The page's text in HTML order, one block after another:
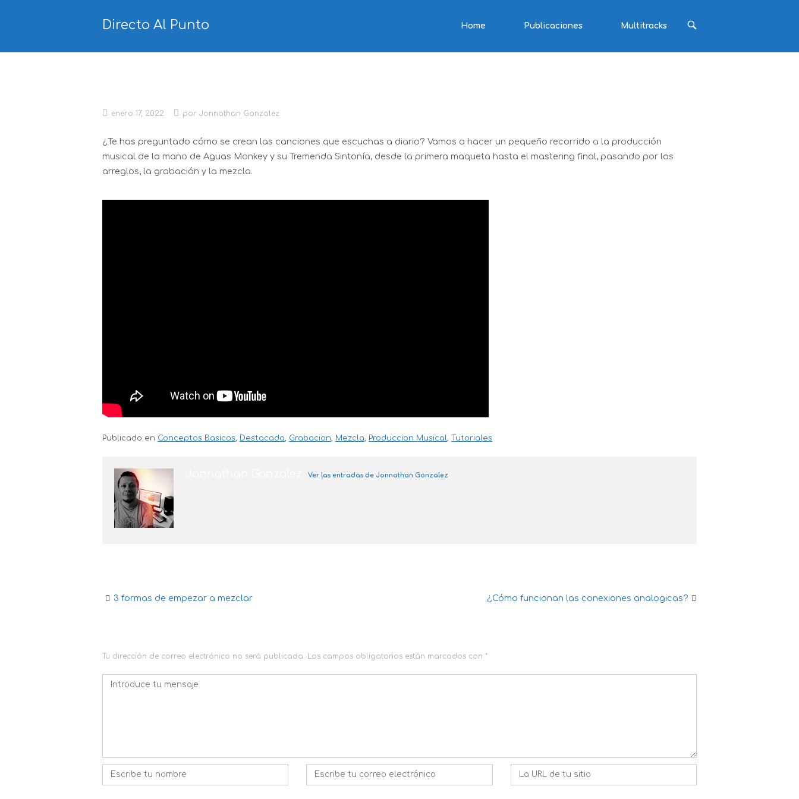
Directo Al Punto Home Publicaciones Multitracks
ABRIR
BARRA
enero 17, 2022 por Jonnathan Gonzalez
¿Te has preguntado cómo se crean las canciones que escuchas a diario? Vamos a hacer un pequeño recorrido a la producción
musical de la mano de Aguas Monkey y su Tremenda Sintonía, desde la primera maqueta hasta el mastering final, pasando por los
arreglos, la grabación y la mezcla.
Publicado en Conceptos Basicos, Destacada, Grabacion, Mezcla, Produccion Musical, Tutoriales
Ver las entradas de Jonnathan Gonzalez
Navegación
la
entrada
3 formas de empezar a mezclar ¿Cómo funcionan las conexiones analogicas?
Tu dirección de correo electrónico no será publicada. Los campos obligatorios están marcados con *
Comentario
Nombre
*
Correo
electrónico
Web